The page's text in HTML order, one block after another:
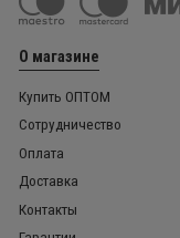
О магазине
Купить ОПТОМ
Сотрудничество
Оплата
Доставка
Контакты